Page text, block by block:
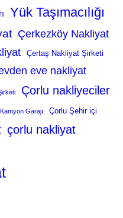
Yük Taşımacılığı
Çerkezköy Nakliyat
Çertaş Nakliyat Şirketi
eve nakliyat
Çorlu nakliyeciler
Garajı Çorlu Şehir içi
çorlu nakliyat